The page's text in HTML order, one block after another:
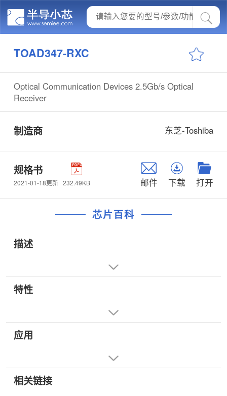
TOAD347-RXC
Optical Communication Devices 2.5Gb/s Optical
Receiver
制造商 东芝-Toshiba
规格书
2021-01-18更新 232.49KB 邮件 下载 打开
芯片百科
描述
特性
应用
相关链接